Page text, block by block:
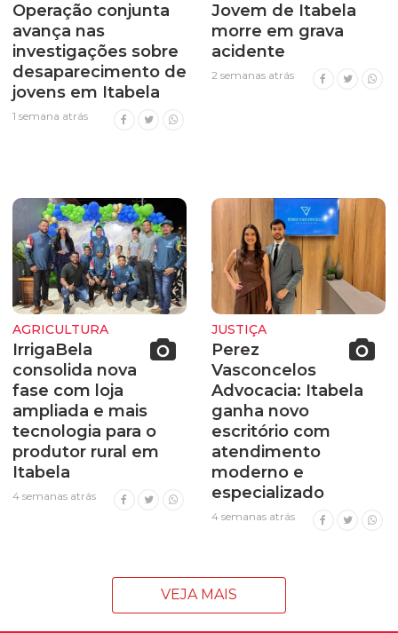
Operação conjunta
avança nas
investigações sobre
desaparecimento de
jovens em Itabela
1 semana atrás
Jovem de Itabela
morre em grava
acidente
2 semanas atrás
AGRICULTURA
IrrigaBela
consolida nova
fase com loja
ampliada e mais
tecnologia para o
produtor rural em
Itabela
4 semanas atrás
JUSTIÇA
Perez
Vasconcelos
Advocacia: Itabela
ganha novo
escritório com
atendimento
moderno e
especializado
4 semanas atrás
VEJA MAIS